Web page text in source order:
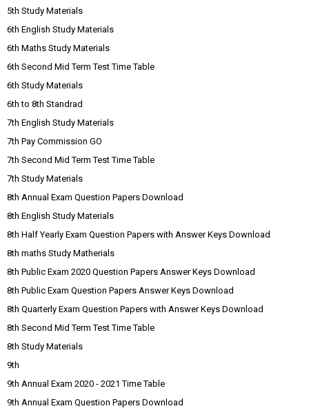
5th Study Materials
6th English Study Materials
6th Maths Study Materials
6th Second Mid Term Test Time Table
6th Study Materials
6th to 8th Standrad
7th English Study Materials
7th Pay Commission GO
7th Second Mid Term Test Time Table
7th Study Materials
8th Annual Exam Question Papers Download
8th English Study Materials
8th Half Yearly Exam Question Papers with Answer Keys Download
8th maths Study Matherials
8th Public Exam 2020 Question Papers Answer Keys Download
8th Public Exam Question Papers Answer Keys Download
8th Quarterly Exam Question Papers with Answer Keys Download
8th Second Mid Term Test Time Table
8th Study Materials
9th
9th Annual Exam 2020 - 2021 Time Table
9th Annual Exam Question Papers Download